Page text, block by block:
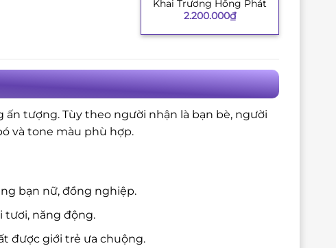
+
Khai Trương Hồng Phát
2.200.000₫
tượng. Tùy theo người nhận là bạn bè, người
và tone màu phù hợp.
bạn nữ, đồng nghiệp.
tươi, năng động.
được giới trẻ ưa chuộng.